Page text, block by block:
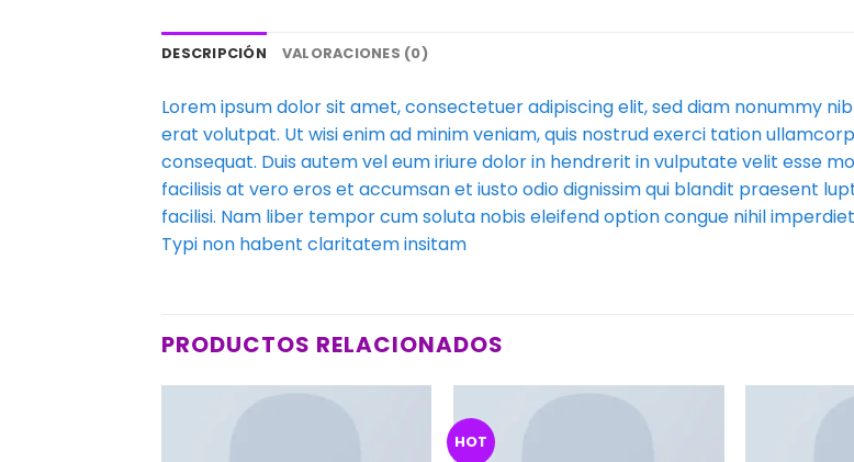
DESCRIPCIÓN VALORACIONES (0)
Lorem ipsum dolor sit amet, consectetuer adipiscing elit, sed diam nonummy
erat volutpat. Ut wisi enim ad minim veniam, quis nostrud exerci tation
consequat. Duis autem vel eum iriure dolor in hendrerit in vulputate velit esse
facilisis at vero eros et accumsan et iusto odio dignissim qui blandit praesent
facilisi. Nam liber tempor cum soluta nobis eleifend option congue nihil
Typi non habent claritatem insitam
PRODUCTOS RELACIONADOS
HOT